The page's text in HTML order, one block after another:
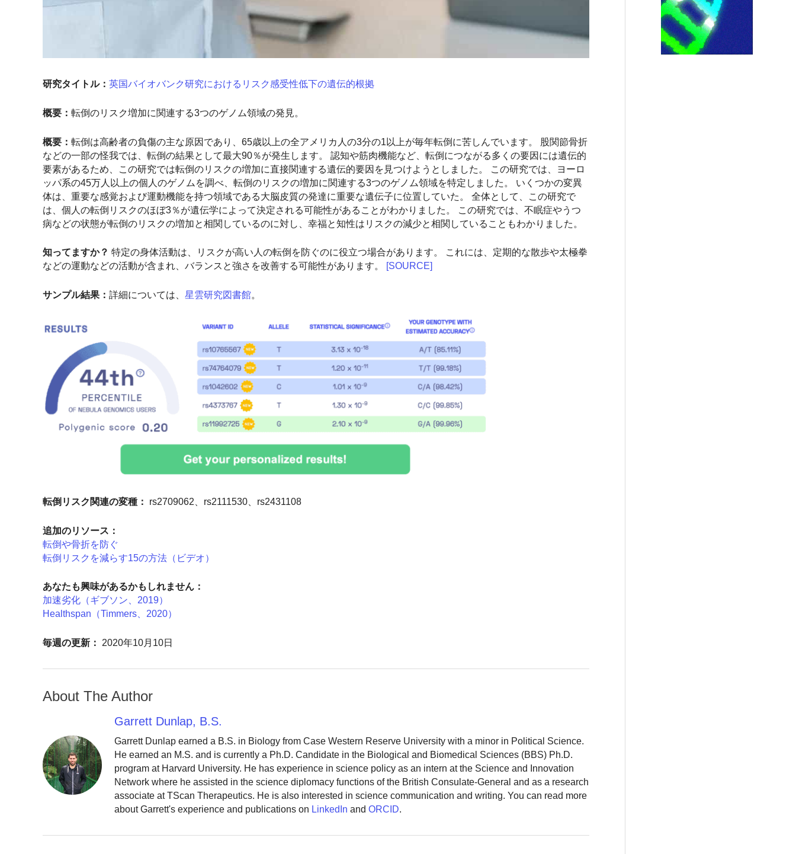
研究タイトル： 英国バイオバンク研究におけるリスク感受性低下の遺伝的根拠
概要： 転倒のリスク増加に関連する3つのゲノム領域の発見。
概要： 転倒は高齢者の負傷の主な原因であり、65歳以上の全アメリカ人の3分の1以上が毎年転倒に苦しんでいます。 股関節骨折
などの一部の怪我では、転倒の結果として最大90％が発生します。 認知や筋肉機能など、転倒につながる多くの要因には遺伝的
要素があるため、この研究では転倒のリスクの増加に直接関連する遺伝的要因を見つけようとしました。 この研究では、ヨーロ
ッパ系の45万人以上の個人のゲノムを調べ、転倒のリスクの増加に関連する3つのゲノム領域を特定しました。 いくつかの変異
体は、重要な感覚および運動機能を持つ領域である大脳皮質の発達に重要な遺伝子に位置していた。 全体として、この研究で
は、個人の転倒リスクのほぼ3％が遺伝学によって決定される可能性があることがわかりました。 この研究では、不眠症やうつ
病などの状態が転倒のリスクの増加と相関しているのに対し、幸福と知性はリスクの減少と相関していることもわかりました。
知ってますか？ 特定の身体活動は、リスクが高い人の転倒を防ぐのに役立つ場合があります。 これには、定期的な散歩や太極拳
などの運動などの活動が含まれ、バランスと強さを改善する可能性があります。
[SOURCE]
サンプル結果： 詳細については、 星雲研究図書館。
転倒リスク関連の変種： rs2709062、rs2111530、rs2431108
追加のリソース：
転倒や骨折を防ぐ
転倒リスクを減らす15の方法（ビデオ）
あなたも興味があるかもしれません：
加速劣化（ギブソン、2019）
Healthspan（Timmers、2020）
毎週の更新： 2020年10月10日
About The Author
Garrett Dunlap, B.S.
Garrett Dunlap earned a B.S. in Biology from Case Western Reserve University with a minor in Political Science.
He earned an M.S. and is currently a Ph.D. Candidate in the Biological and Biomedical Sciences (BBS) Ph.D.
program at Harvard University. He has experience in science policy as an intern at the Science and Innovation
Network where he assisted in the science diplomacy functions of the British Consulate-General and as a research
associate at TScan Therapeutics. He is also interested in science communication and writing. You can read more
about Garrett's experience and publications on LinkedIn andORCID.